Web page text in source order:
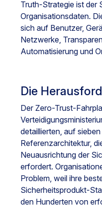
Truth-Strategie ist der
Organisationsdaten.
sich auf Benutzer,
Netzwerke,
Automatisierung und
Die
Der Zero-Trust-
detaillierten, auf
Referenzarchitektur,
Neuausrichtung der
erfordert.
Problem, weil ihre
Sicherheitsprodukt-
den Hunderten von